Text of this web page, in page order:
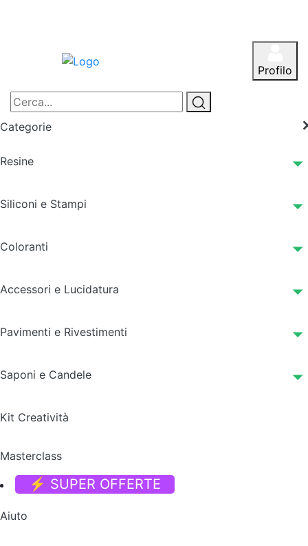
Profilo
Categorie
Resine
Siliconi e Stampi
Coloranti
Accessori e Lucidatura
Pavimenti e Rivestimenti
Saponi e Candele
Kit Creatività
Masterclass
⚡ SUPER OFFERTE
Aiuto